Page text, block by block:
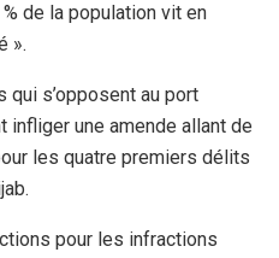
de la population vit en
».
s’opposent au port
infliger une amende allant de
les quatre premiers délits
pour les infractions